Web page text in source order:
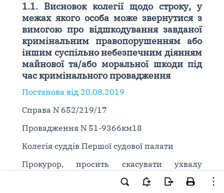
1.1. Висновок колегії щодо строку, у
межах якого особа може звернутися з
вимогою про відшкодування завданої
кримінальним правопорушенням або
іншим суспільно небезпечним діянням
майнової та/або моральної шкоди під
час кримінального провадження
Постанова від 20.08.2019
Справа N 652/219/17
Провадження N 51-9366км18
Колегія суддів Першої судової палати
Прокурор, просить скасувати ухвалу
апеляційного суду щодо засуджених (
ч. 2 ст.
) в частині вирішення цивільного